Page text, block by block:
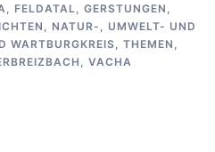
FELDATAL GERSTUNGEN
NATUR-, UMWELT- UND
WARTBURGKREIS THEMEN
VACHA